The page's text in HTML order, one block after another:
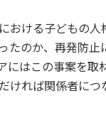
おける子どもの人
たのか、再発防
にはこの事案を
ければ関係者に